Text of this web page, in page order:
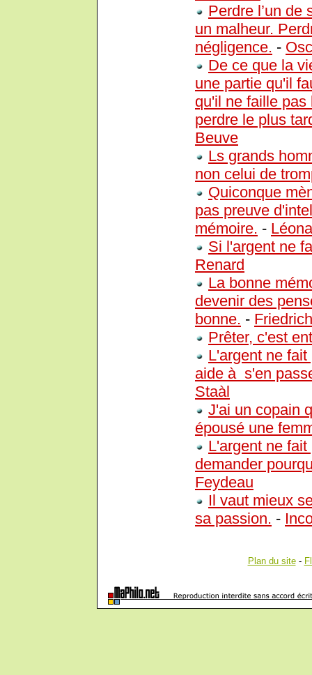
Perdre l’un de
un malheur.
négligence. -
De ce que la
une partie qu'il
qu'il ne faille
perdre le plus
Beuve
Ls grands
non celui de
Quiconque
pas preuve
mémoire. -
Si l'argent ne
Renard
La bonne
devenir des
bonne. -
Prêter, c'est
L'argent ne
aide à s'en
Staàl
J'ai un copain
épousé une
L'argent ne
demander
Feydeau
Il vaut mieux
sa passion. -
Plan du site-